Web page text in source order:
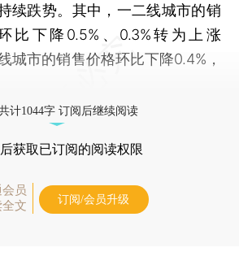
续跌势。其中，一二线城市的销
比下降0.5%、0.3%转为上涨
城市的销售价格环比下降0.4%，
计1044字 订阅后继续阅读
后获取已订阅的阅读权限
员
文
订阅/会员升级